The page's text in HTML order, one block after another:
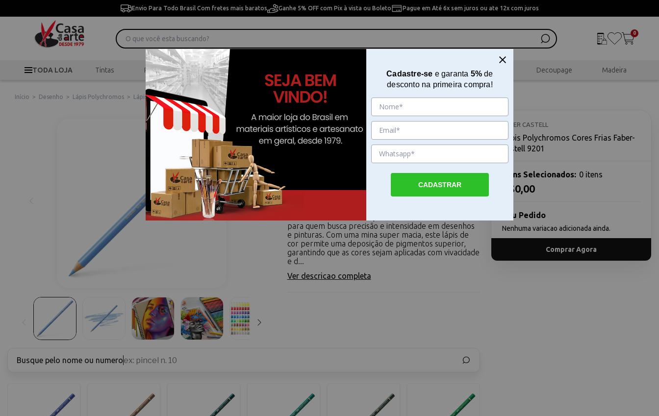
Envio Para Todo Brasil Com fretes mais baratos Ganhe 5% OFF com Pix à vista ou Boleto Pague em Até 6x sem juros ou ate 12x com juros
0
TODA LOJA Tintas Pincéis Desenho Pintura Artesanal Scrapbook Decoupage Madeira
Início > Desenho > Lápis Polychromos > Lápis Polychromos Cores Frias Faber-castell 9201
Lápis Polychromos Cores Frias Faber-
castell 9201
Lápis Polychromos Cores Frias Faber-castell 9201 O
para quem busca precisão e intensidade em desenhos
e pinturas. Com uma mina super macia, este lápis de
cor permite uma deposição de pigmentos superior,
garantindo que as cores sejam aplicadas com vivacidade
e d...
Ver descricao completa
FABER CASTELL
Lápis Polychromos Cores Frias Faber-
castell 9201
Itens Selecionados: 0 itens
R$0,00
Seu Pedido
Nenhuma variacao adicionada ainda.
Comprar Agora
Busque pelo nome ou numero
Cadastre-se e garanta 5%de
desconto na primeira compra!
CADASTRAR